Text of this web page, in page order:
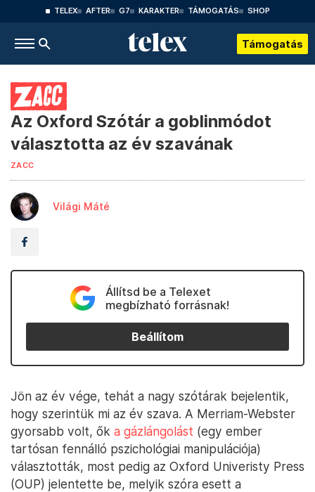
TELEX AFTER G7 KARAKTER TÁMOGATÁS SHOP
Támogatás
Az Oxford Szótár a goblinmódot
választotta az év szavának
ZACC
Világi Máté
Állítsd be a Telexet
megbízható forrásnak!
Beállítom
Jön az év vége, tehát a nagy szótárak bejelentik,
hogy szerintük mi az év szava. A Merriam-Webster
gyorsabb volt, ők a gázlángolást (egy ember
tartósan fennálló pszichológiai manipulációja)
választották, most pedig az Oxford Univeristy Press
(OUP) jelentette be, melyik szóra esett a